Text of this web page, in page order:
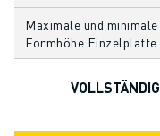
Maximale und minimale
Formhöhe Einzelplatte